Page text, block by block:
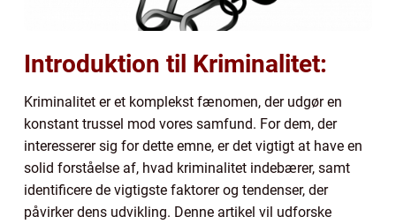
Introduktion til Kriminalitet:
Kriminalitet er et komplekst fænomen, der udgør en
konstant trussel mod vores samfund. For dem, der
interesserer sig for dette emne, er det vigtigt at have en
solid forståelse af, hvad kriminalitet indebærer, samt
identificere de vigtigste faktorer og tendenser, der
påvirker dens udvikling. Denne artikel vil udforske